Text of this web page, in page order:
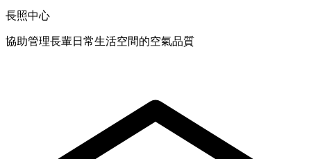
長照中心
協助管理長輩日常生活空間的空氣品質